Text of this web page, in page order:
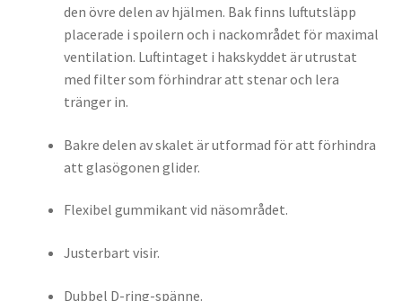
den övre delen av hjälmen. Bak finns luftutsläpp
placerade i spoilern och i nackområdet för maximal
ventilation. Luftintaget i hakskyddet är utrustat
med filter som förhindrar att stenar och lera
tränger in.
Bakre delen av skalet är utformad för att förhindra
att glasögonen glider.
Flexibel gummikant vid näsområdet.
Justerbart visir.
Dubbel D-ring-spänne.